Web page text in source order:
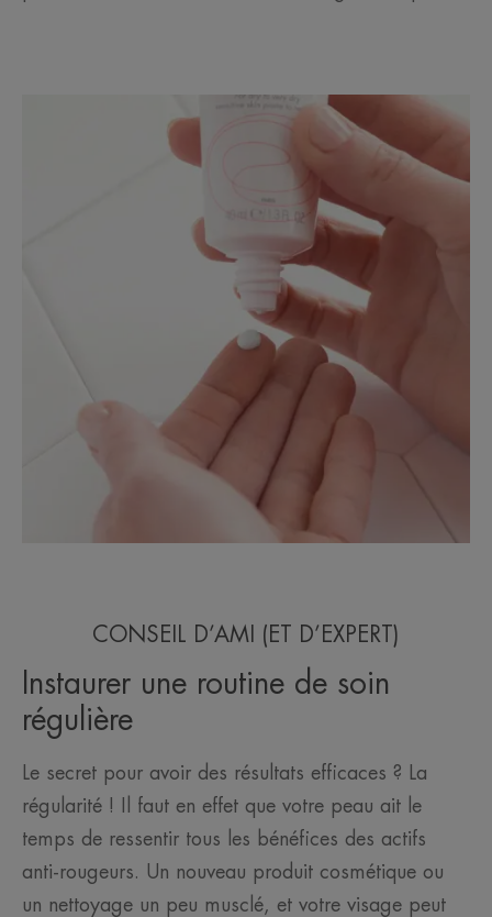
CONSEIL D’AMI (ET D’EXPERT)
Instaurer une routine de soin
régulière
Le secret pour avoir des résultats efficaces ? La
régularité ! Il faut en effet que votre peau ait le
temps de ressentir tous les bénéfices des actifs
anti-rougeurs. Un nouveau produit cosmétique ou
un nettoyage un peu musclé, et votre visage peut